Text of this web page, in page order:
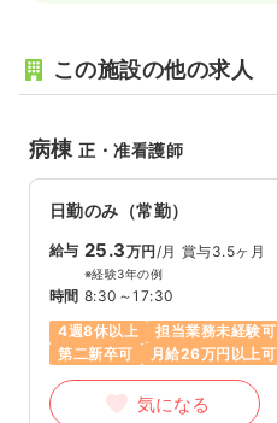
この施設の他の求人
病棟正・准看護師
日勤のみ（常勤）
給与 25.3万円/月 賞与3.5ヶ月
※経験3年の例
時間 8:30～17:30
4週8休以上
担当業務未経験可
第二新卒可
月給26万円以上可
気になる